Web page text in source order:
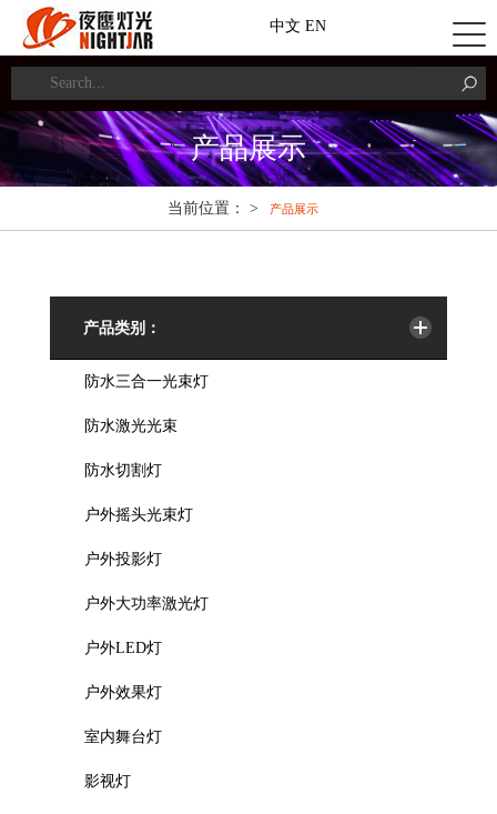
中文 EN
产品展示
当前位置： > 产品展示
产品类别：
防水三合一光束灯
防水激光光束
防水切割灯
户外摇头光束灯
户外投影灯
户外大功率激光灯
户外LED灯
户外效果灯
室内舞台灯
影视灯